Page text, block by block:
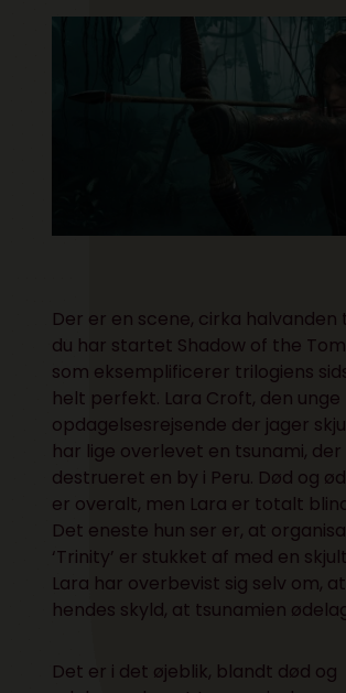
Der er en scene, cirka
du har startet Shadow of the
som eksemplificerer trilogiens
helt perfekt. Lara Croft, den unge
opdagelsesrejsende der jager
har lige overlevet en tsunami, der
destrueret en by i Peru. Død og
er overalt, men Lara er totalt
Det eneste hun ser er, at
‘Trinity’ er stukket af med en
Lara har overbevist sig selv om,
hendes skyld, at tsunamien
Det er i det øjeblik, blandt død og